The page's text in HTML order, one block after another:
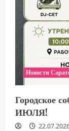
Новости
Городское
ИЮЛЯ!